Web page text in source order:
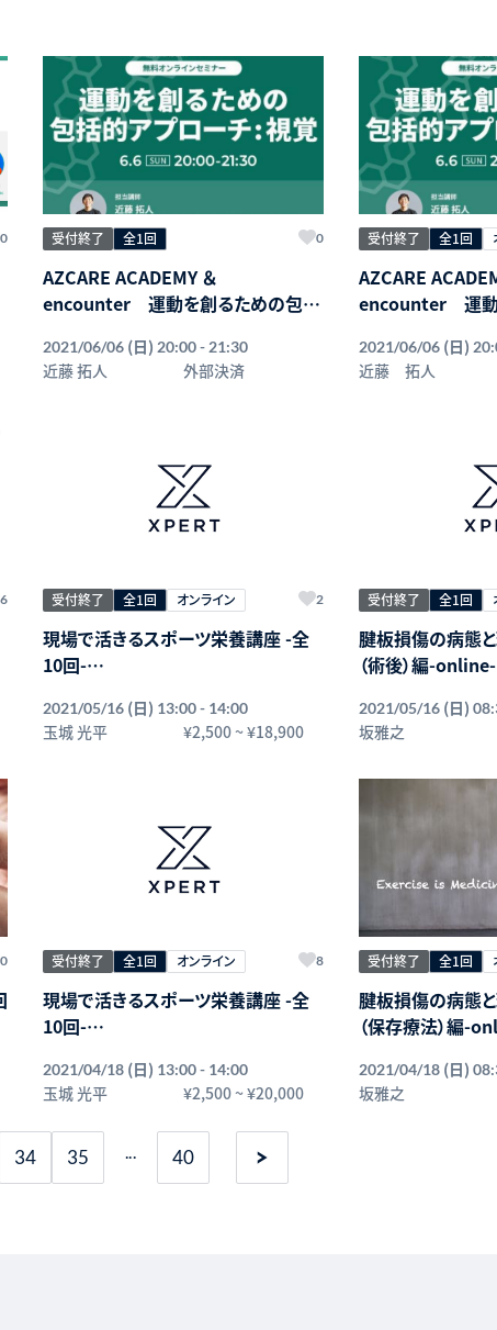
0 受付終了 全1回 0
AZCARE ACADEMY ＆
encounter 運動を創るための包括
2021/06/06 (日) 20:00 - 21:30
近藤 拓人 外部決済
受付終了 全1回
AZCARE
encounter 運動
2021/06/06 (日)
近藤 拓人
6 受付終了 全1回 オンライン 2
現場で活きるスポーツ栄養講座 -全
10回-
2021/05/16 (日) 13:00 - 14:00
玉城 光平 ¥2,500~¥18,900
受付終了 全1回
腱板損傷の病態
（術後）編-online-
2021/05/16 (日)
坂雅之
0 受付終了 全1回 オンライン 8
現場で活きるスポーツ栄養講座 -全
10回-
とのメリット、エネルギー代謝につい
て
2021/04/18 (日) 13:00 - 14:00
玉城 光平 ¥2,500~¥20,000
受付終了 全1回
腱板損傷の病態
（保存療法）編-
2021/04/18 (日)
坂雅之
34 35 40